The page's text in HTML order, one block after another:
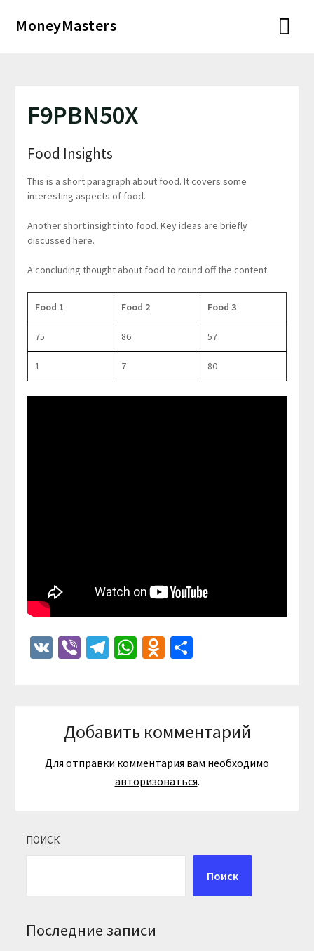
MoneyMasters
F9PBN50X
Food Insights
This is a short paragraph about food. It covers some
interesting aspects of food.
Another short insight into food. Key ideas are briefly
discussed here.
A concluding thought about food to round off the content.
Food 1 Food 2 Food 3
75 86 57
1 7 80
VKViberTelegram
WhatsApp
Odnoklassniki
Отправить
Добавить комментарий
Для отправки комментария вам необходимо
авторизоваться.
ПОИСК
Поиск
Последние записи